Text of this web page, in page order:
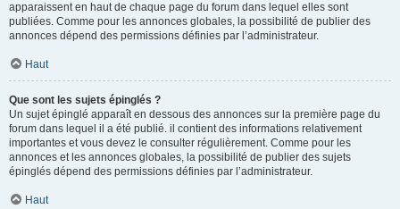
apparaissent en haut de chaque page du forum dans lequel elles sont
publiées. Comme pour les annonces globales, la possibilité de publier des
annonces dépend des permissions définies par l’administrateur.
Haut
Que sont les sujets épinglés ?
Un sujet épinglé apparaît en dessous des annonces sur la première page du
forum dans lequel il a été publié. il contient des informations relativement
importantes et vous devez le consulter régulièrement. Comme pour les
annonces et les annonces globales, la possibilité de publier des sujets
épinglés dépend des permissions définies par l’administrateur.
Haut